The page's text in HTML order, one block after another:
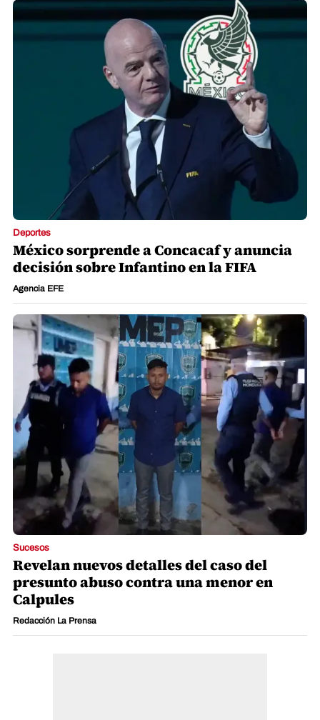
Deportes
México sorprende a Concacaf y anuncia
decisión sobre Infantino en la FIFA
Agencia EFE
Sucesos
Revelan nuevos detalles del caso del
presunto abuso contra una menor en
Calpules
Redacción La Prensa